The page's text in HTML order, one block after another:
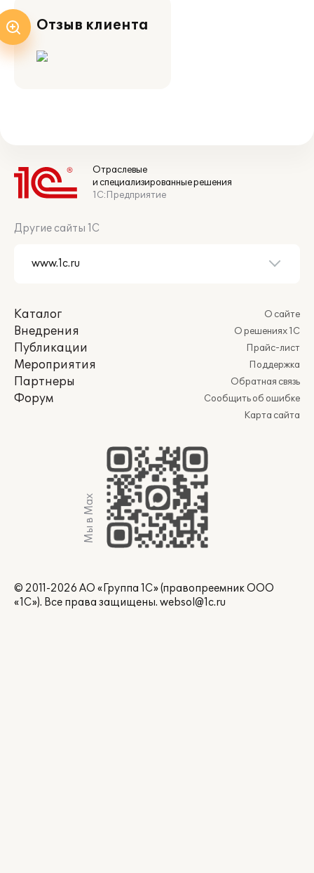
Отзыв клиента
Отраслевые
и специализированные решения
1С:Предприятие
Другие сайты 1С
Каталог
Внедрения
Публикации
Мероприятия
Партнеры
Форум
О сайте
О решениях 1С
Прайс-лист
Поддержка
Обратная связь
Сообщить об ошибке
Карта сайта
Мы в Max
© 2011-2026 АО «Группа 1С» (правопреемник ООО
«1С»). Все права защищены. websol@1c.ru